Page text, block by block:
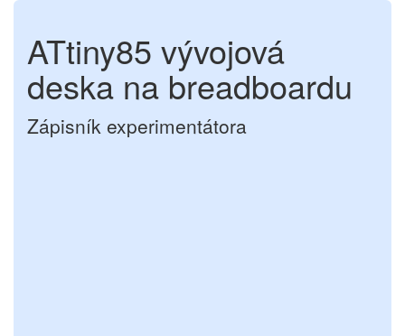
ATtiny85 vývojová
deska na breadboardu
Zápisník experimentátora